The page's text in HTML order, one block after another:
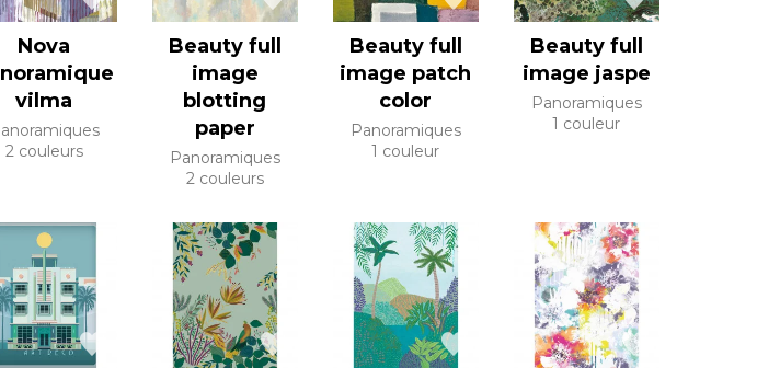
Nova
vilma
2 couleurs
Beauty full
image
blotting
paper
Panoramiques
2 couleurs
Beauty full
image patch
color
Panoramiques
1 couleur
Beauty full
image jaspe
Panoramiques
1 couleur